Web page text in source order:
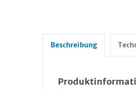
Beschreibung